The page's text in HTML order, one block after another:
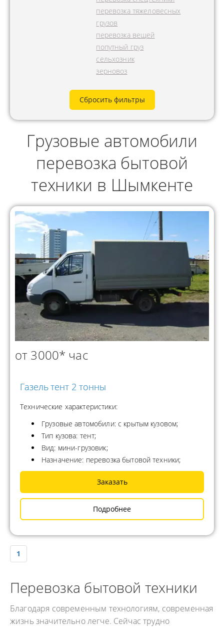
перевозка тяжеловесных
грузов
перевозка вещей
попутный груз
сельхозник
зерновоз
Сбросить фильтры
Грузовые автомобили
перевозка бытовой
техники в Шымкенте
от 3000* час
Газель тент 2 тонны
Технические характеристики:
Грузовые автомобили: с крытым кузовом;
Тип кузова: тент;
Вид: мини-грузовик;
Назначение: перевозка бытовой техники;
Заказать
Подробнее
1
Перевозка бытовой техники
Благодаря современным технологиям, современная
жизнь значительно легче. Сейчас трудно